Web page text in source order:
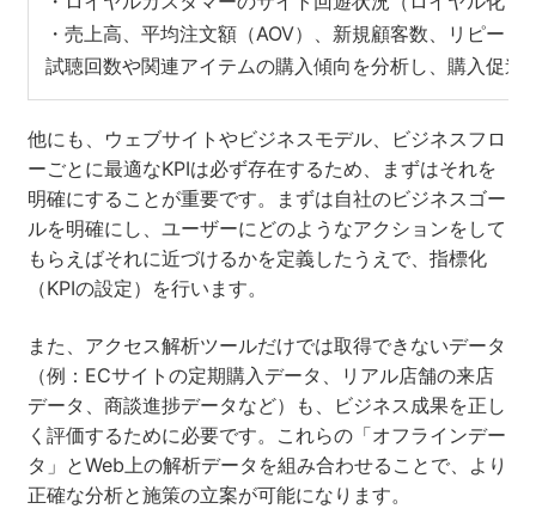
・売上高、平均注文額（AOV）、新規顧客数、リピート
試聴回数や関連アイテムの購入傾向を分析し、購入促
他にも、ウェブサイトやビジネスモデル、ビジネスフロ
ーごとに最適なKPIは必ず存在するため、まずはそれを
明確にすることが重要です。まずは自社のビジネスゴー
ルを明確にし、ユーザーにどのようなアクションをして
もらえばそれに近づけるかを定義したうえで、指標化
（KPIの設定）を行います。
また、アクセス解析ツールだけでは取得できないデータ
（例：ECサイトの定期購入データ、リアル店舗の来店
データ、商談進捗データなど）も、ビジネス成果を正し
く評価するために必要です。これらの「オフラインデー
タ」とWeb上の解析データを組み合わせることで、より
正確な分析と施策の立案が可能になります。